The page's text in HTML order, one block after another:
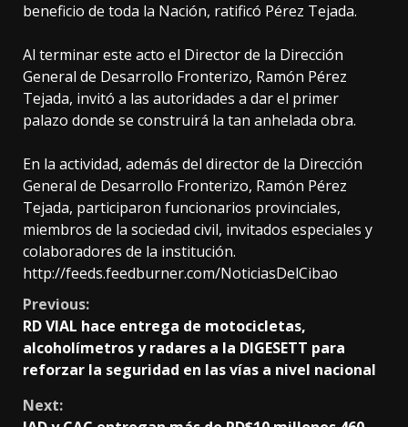
beneficio de toda la Nación, ratificó Pérez Tejada.
Al terminar este acto el Director de la Dirección
General de Desarrollo Fronterizo, Ramón Pérez
Tejada, invitó a las autoridades a dar el primer
palazo donde se construirá la tan anhelada obra.
En la actividad, además del director de la Dirección
General de Desarrollo Fronterizo, Ramón Pérez
Tejada, participaron funcionarios provinciales,
miembros de la sociedad civil, invitados especiales y
colaboradores de la institución.
http://feeds.feedburner.com/NoticiasDelCibao
Continue
Reading
Previous:
RD VIAL hace entrega de motocicletas,
alcoholímetros y radares a la DIGESETT para
reforzar la seguridad en las vías a nivel nacional
Next: